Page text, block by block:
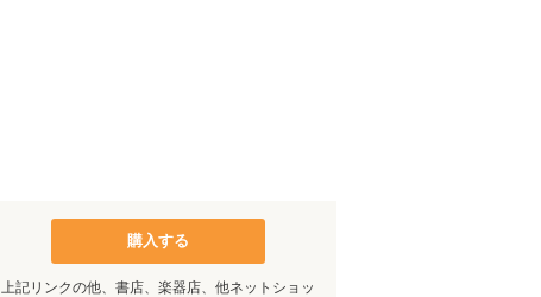
購入する
上記リンクの他、書店、楽器店、他ネットショッ